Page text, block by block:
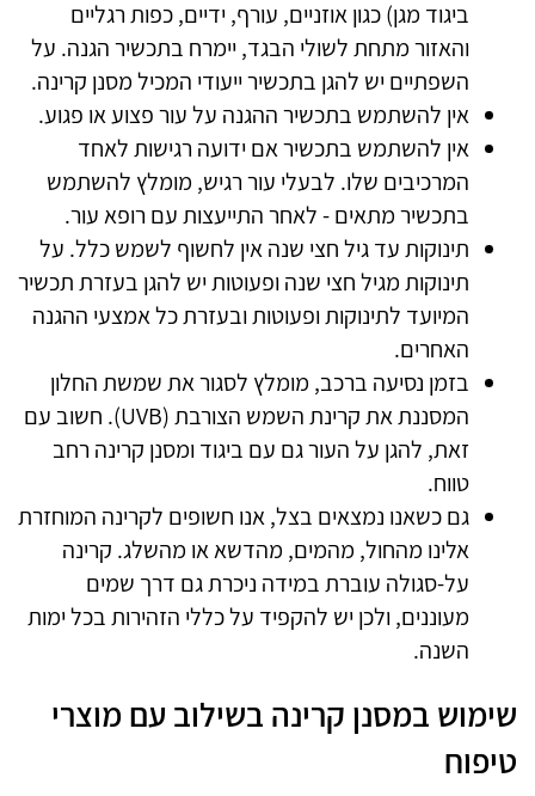
ביגוד מגן) כגון אוזניים, עורף, ידיים, כפות רגליים
והאזור מתחת לשולי הבגד, יימרח בתכשיר הגנה. על
השפתיים יש להגן בתכשיר ייעודי המכיל מסנן קרינה.
אין להשתמש בתכשיר ההגנה על עור פצוע או פגוע.
אין להשתמש בתכשיר אם ידועה רגישות לאחד
המרכיבים שלו. לבעלי עור רגיש, מומלץ להשתמש
בתכשיר מתאים - לאחר התייעצות עם רופא עור.
תינוקות עד גיל חצי שנה אין לחשוף לשמש כלל. על
תינוקות מגיל חצי שנה ופעוטות יש להגן בעזרת תכשיר
המיועד לתינוקות ופעוטות ובעזרת כל אמצעי ההגנה
האחרים.
בזמן נסיעה ברכב, מומלץ לסגור את שמשת החלון
המסננת את קרינת השמש הצורבת(UVB). חשוב עם
זאת, להגן על העור גם עם ביגוד ומסנן קרינה רחב
טווח.
גם כשאנו נמצאים בצל, אנו חשופים לקרינה המוחזרת
אלינו מהחול, מהמים, מהדשא או מהשלג. קרינה
על-סגולה עוברת במידה ניכרת גם דרך שמים
מעוננים, ולכן יש להקפיד על כללי הזהירות בכל ימות
השנה.
שימוש במסנן קרינה בשילוב עם מוצרי
טיפוח